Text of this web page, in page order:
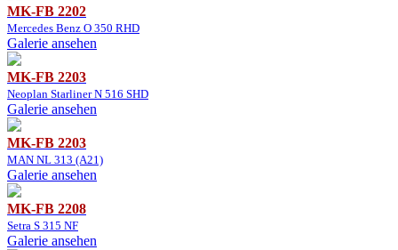
MK-FB 2202
Mercedes Benz O 350 RHD
Galerie ansehen
MK-FB 2203
Neoplan Starliner N 516 SHD
Galerie ansehen
MK-FB 2203
MAN NL 313 (A21)
Galerie ansehen
MK-FB 2208
Setra S 315 NF
Galerie ansehen